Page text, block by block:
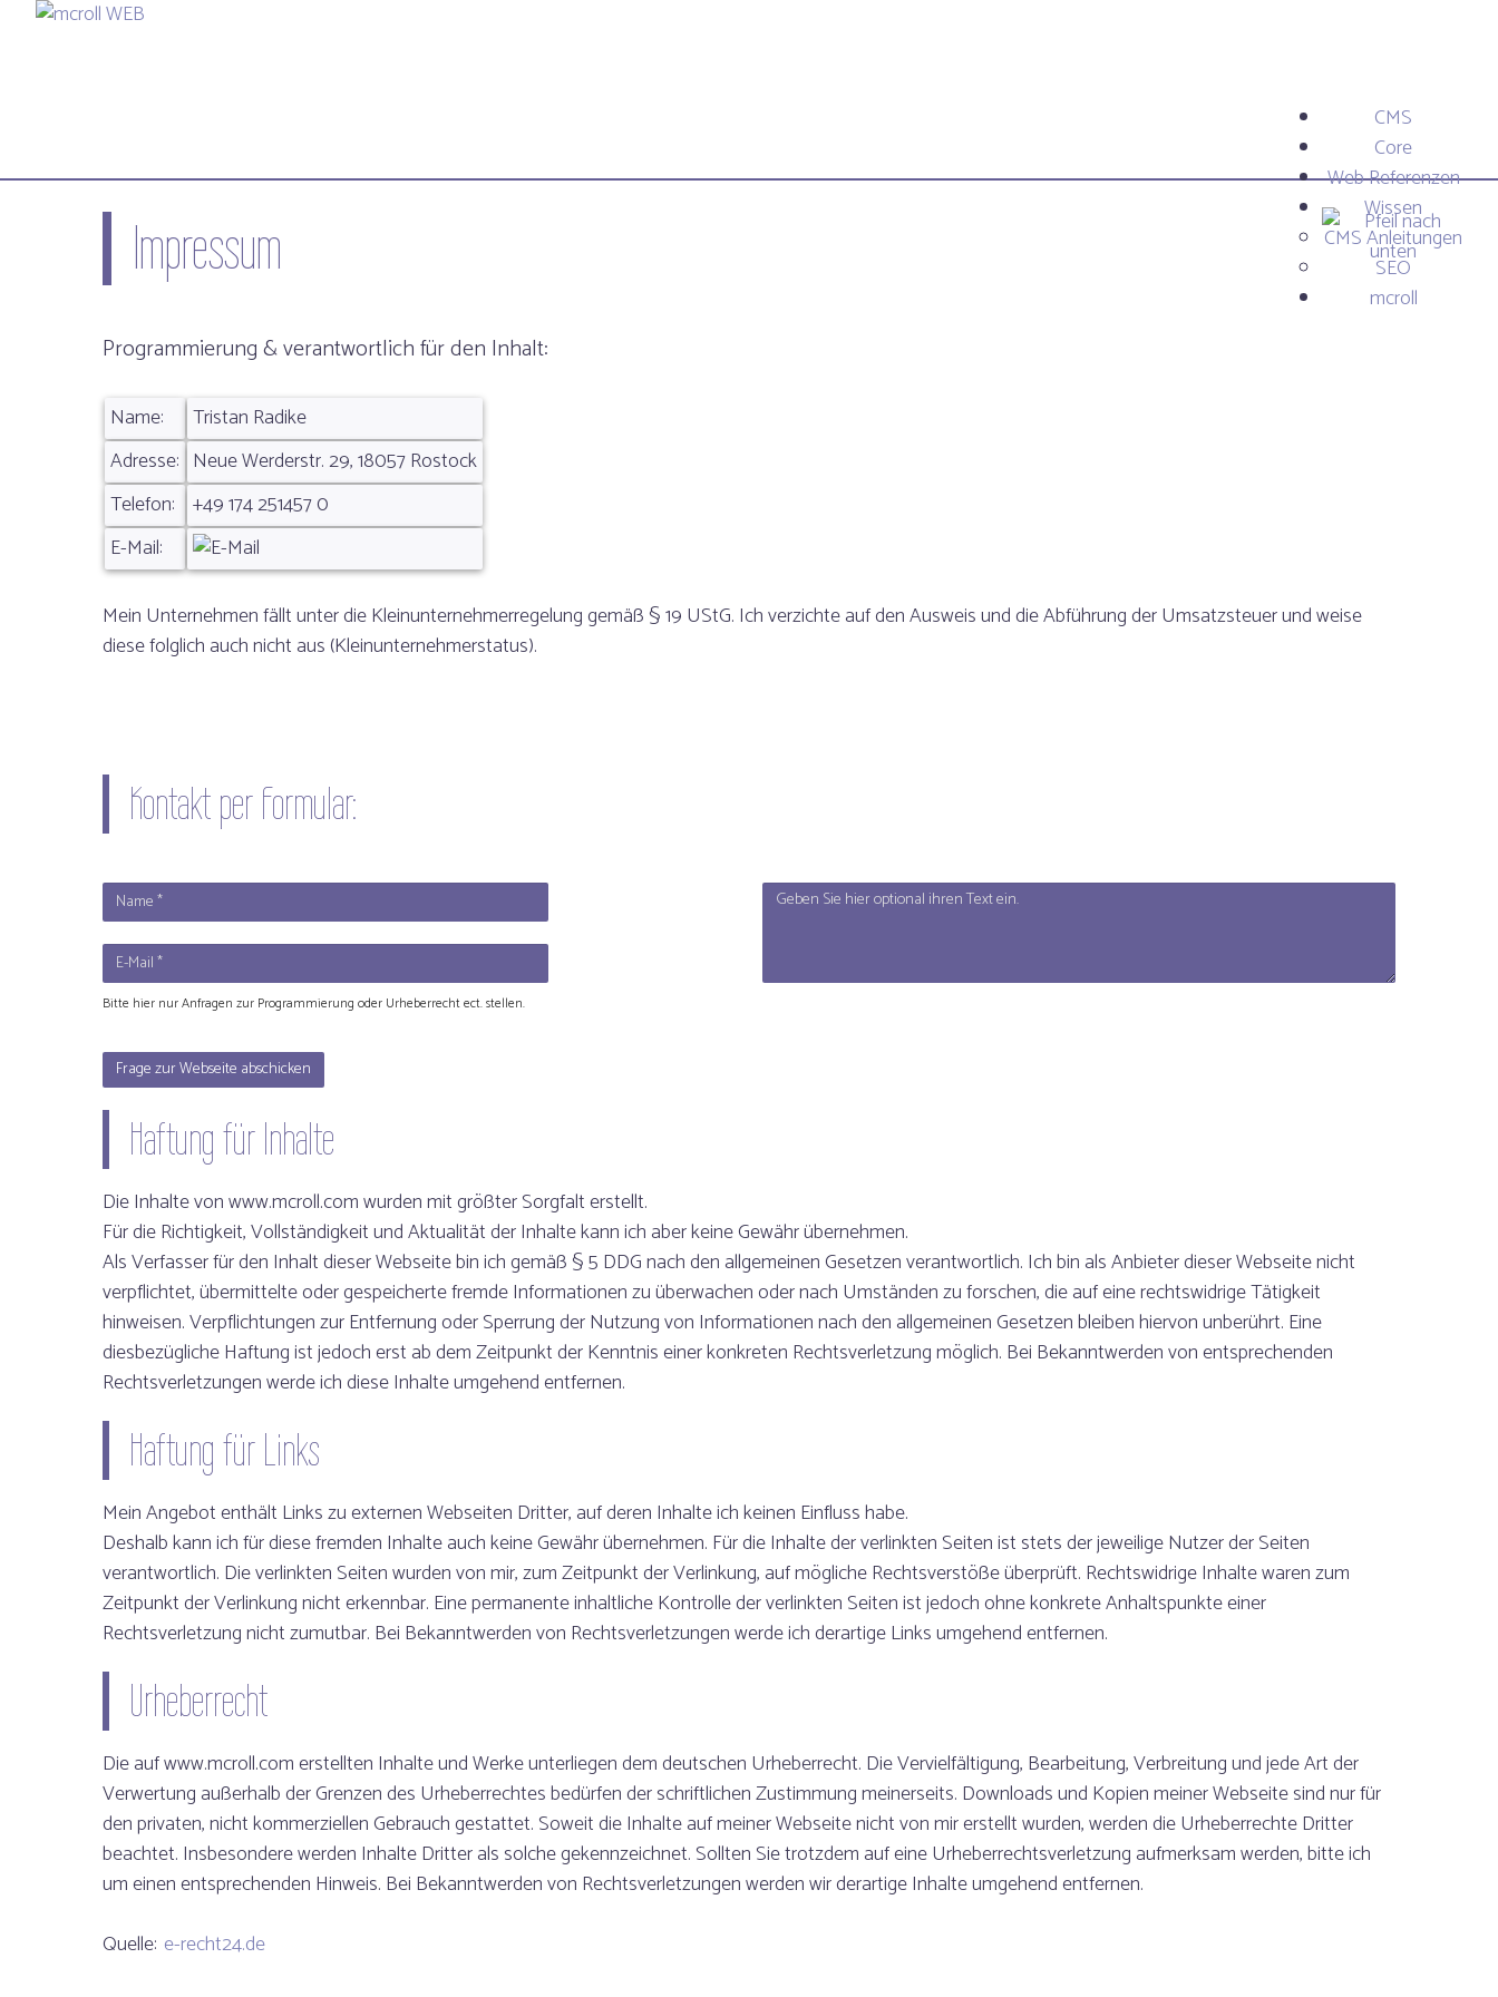
CMS
Core
Web Referenzen
Wissen
CMS Anleitungen
SEO
mcroll
Impressum
Programmierung & verantwortlich für den Inhalt:
Name:
Tristan Radike
Adresse: Neue Werderstr. 29, 18057 Rostock
Telefon: +49 174 251457 0
E-Mail:
Mein Unternehmen fällt unter die Kleinunternehmerregelung gemäß § 19 UStG. Ich verzichte auf den Ausweis und die Abführung der Umsatzsteuer und weise
diese folglich auch nicht aus (Kleinunternehmerstatus).
Kontakt per Formular:
Bitte hier nur Anfragen zur Programmierung oder Urheberrecht ect. stellen.
Haftung für Inhalte
Die Inhalte von www.mcroll.com wurden mit größter Sorgfalt erstellt.
Für die Richtigkeit, Vollständigkeit und Aktualität der Inhalte kann ich aber keine Gewähr übernehmen.
Als Verfasser für den Inhalt dieser Webseite bin ich gemäß § 5 DDG nach den allgemeinen Gesetzen verantwortlich. Ich bin als Anbieter dieser Webseite nicht
verpflichtet, übermittelte oder gespeicherte fremde Informationen zu überwachen oder nach Umständen zu forschen, die auf eine rechtswidrige Tätigkeit
hinweisen. Verpflichtungen zur Entfernung oder Sperrung der Nutzung von Informationen nach den allgemeinen Gesetzen bleiben hiervon unberührt. Eine
diesbezügliche Haftung ist jedoch erst ab dem Zeitpunkt der Kenntnis einer konkreten Rechtsverletzung möglich. Bei Bekanntwerden von entsprechenden
Rechtsverletzungen werde ich diese Inhalte umgehend entfernen.
Haftung für Links
Mein Angebot enthält Links zu externen Webseiten Dritter, auf deren Inhalte ich keinen Einfluss habe.
Deshalb kann ich für diese fremden Inhalte auch keine Gewähr übernehmen. Für die Inhalte der verlinkten Seiten ist stets der jeweilige Nutzer der Seiten
verantwortlich. Die verlinkten Seiten wurden von mir, zum Zeitpunkt der Verlinkung, auf mögliche Rechtsverstöße überprüft. Rechtswidrige Inhalte waren zum
Zeitpunkt der Verlinkung nicht erkennbar. Eine permanente inhaltliche Kontrolle der verlinkten Seiten ist jedoch ohne konkrete Anhaltspunkte einer
Rechtsverletzung nicht zumutbar. Bei Bekanntwerden von Rechtsverletzungen werde ich derartige Links umgehend entfernen.
Urheberrecht
Die auf www.mcroll.com erstellten Inhalte und Werke unterliegen dem deutschen Urheberrecht. Die Vervielfältigung, Bearbeitung, Verbreitung und jede Art der
Verwertung außerhalb der Grenzen des Urheberrechtes bedürfen der schriftlichen Zustimmung meinerseits. Downloads und Kopien meiner Webseite sind nur für
den privaten, nicht kommerziellen Gebrauch gestattet. Soweit die Inhalte auf meiner Webseite nicht von mir erstellt wurden, werden die Urheberrechte Dritter
beachtet. Insbesondere werden Inhalte Dritter als solche gekennzeichnet. Sollten Sie trotzdem auf eine Urheberrechtsverletzung aufmerksam werden, bitte ich
um einen entsprechenden Hinweis. Bei Bekanntwerden von Rechtsverletzungen werden wir derartige Inhalte umgehend entfernen.
Quelle: e-recht24.de